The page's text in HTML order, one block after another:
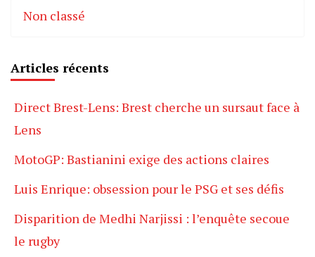
Non classé
Articles récents
Direct Brest-Lens: Brest cherche un sursaut face à
Lens
MotoGP: Bastianini exige des actions claires
Luis Enrique: obsession pour le PSG et ses défis
Disparition de Medhi Narjissi : l’enquête secoue
le rugby